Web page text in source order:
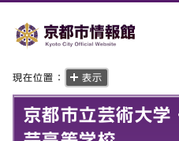
現在位置： 表示
京都市立芸術大学